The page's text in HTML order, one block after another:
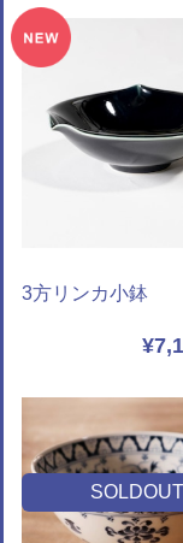
3方リンカ小鉢
SOLDOUT